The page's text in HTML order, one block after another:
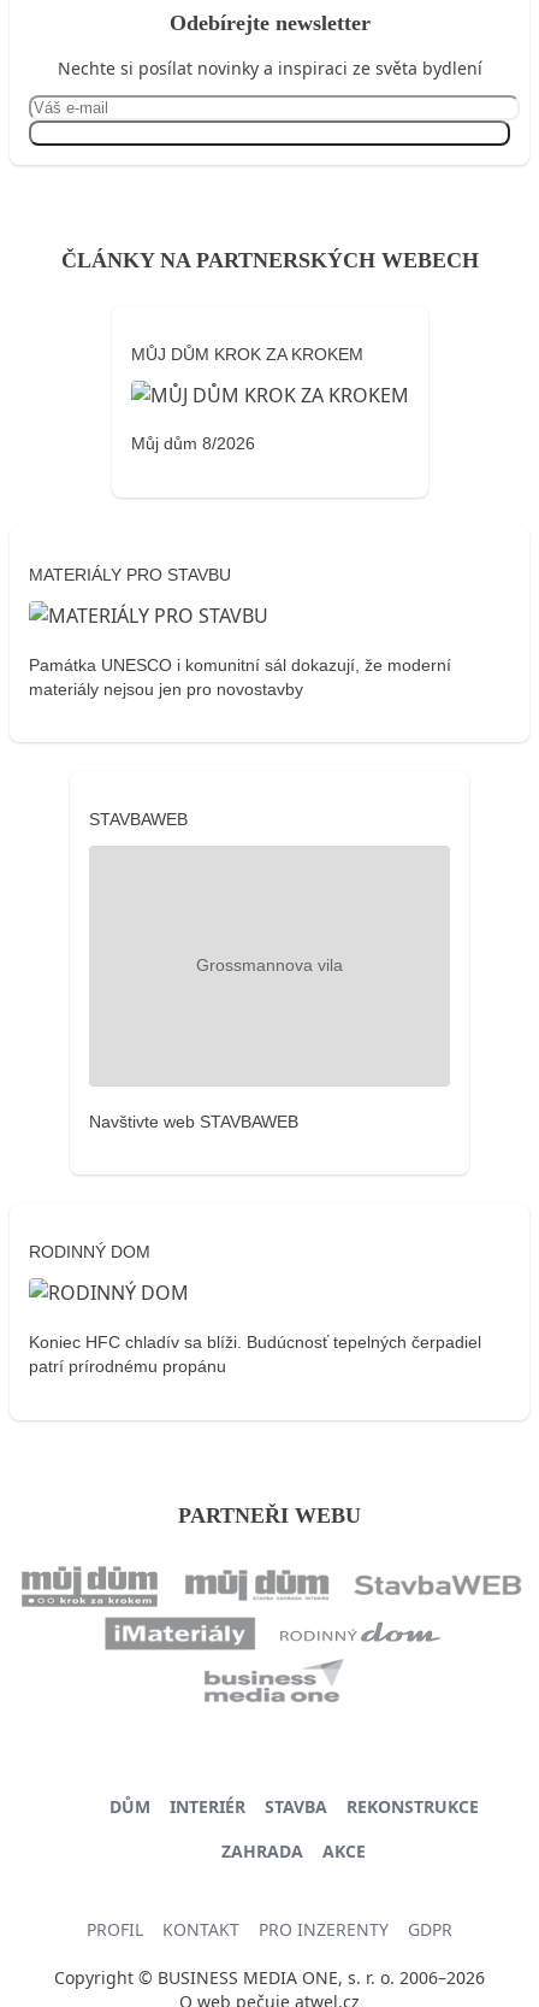
Odebírejte newsletter
Nechte si posílat novinky a inspiraci ze světa bydlení
ČLÁNKY NA PARTNERSKÝCH WEBECH
MŮJ DŮM KROK ZA KROKEM
Můj dům 8/2026
MATERIÁLY PRO STAVBU
Památka UNESCO i komunitní sál dokazují, že moderní
materiály nejsou jen pro novostavby
STAVBAWEB
Navštivte web STAVBAWEB
RODINNÝ DOM
Koniec HFC chladív sa blíži. Budúcnosť tepelných čerpadiel
patrí prírodnému propánu
PARTNEŘI WEBU
DŮM INTERIÉR STAVBA
REKONSTRUKCE
ZAHRADA
AKCE
PROFIL KONTAKT PRO INZERENTY GDPR
Copyright © BUSINESS MEDIA ONE, s. r. o. 2006–2026